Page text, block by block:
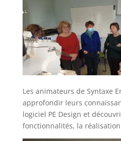
Les animateurs de Syntaxe
approfondir leurs
logiciel PE Design et
fonctionnalités, la